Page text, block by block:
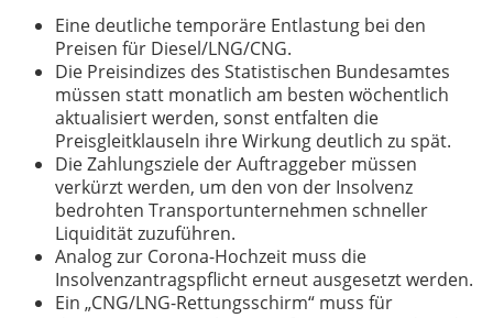
Eine deutliche temporäre Entlastung bei den
Preisen für Diesel/LNG/CNG.
Die Preisindizes des Statistischen Bundesamtes
müssen statt monatlich am besten wöchentlich
aktualisiert werden, sonst entfalten die
Preisgleitklauseln ihre Wirkung deutlich zu spät.
Die Zahlungsziele der Auftraggeber müssen
verkürzt werden, um den von der Insolvenz
bedrohten Transportunternehmen schneller
Liquidität zuzuführen.
Analog zur Corona-Hochzeit muss die
Insolvenzantragspflicht erneut ausgesetzt werden.
Ein „CNG/LNG-Rettungsschirm“ muss für